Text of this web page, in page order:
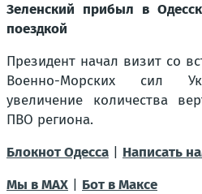
Зеленский прибыл в
поездкой
Президент начал визит со
Военно-Морских сил
увеличение количества
ПВО региона.
Блокнот Одесса
Написать
Мы в МАХ
Бот в Максе